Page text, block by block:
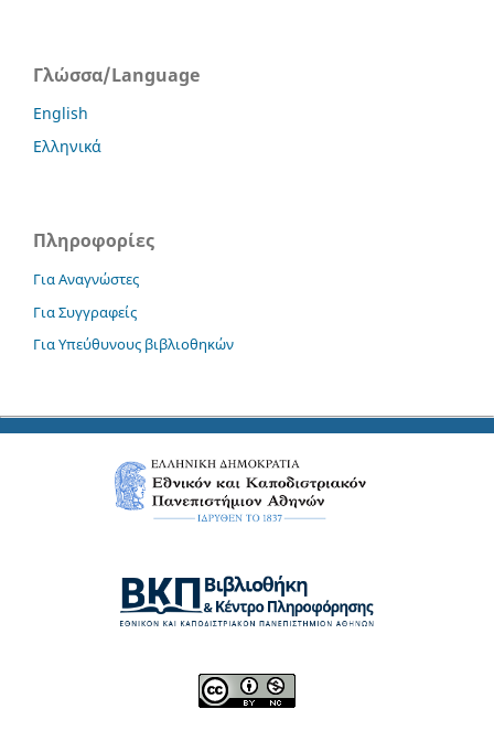
Γλώσσα/Language
English
Ελληνικά
Πληροφορίες
Για Αναγνώστες
Για Συγγραφείς
Για Υπεύθυνους βιβλιοθηκών